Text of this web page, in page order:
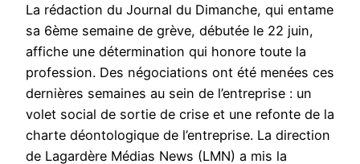
La rédaction du Journal du Dimanche, qui entame
sa 6ème semaine de grève, débutée le 22 juin,
affiche une détermination qui honore toute la
profession. Des négociations ont été menées ces
dernières semaines au sein de l’entreprise : un
volet social de sortie de crise et une refonte de la
charte déontologique de l’entreprise. La direction
de Lagardère Médias News (LMN) a mis la